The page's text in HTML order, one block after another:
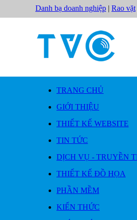
Danh bạ doanh nghiệp | Rao vặt
TRANG CHỦ
GIỚI THIỆU
THIẾT KẾ WEBSITE
TIN TỨC
DỊCH VỤ - TRUYỀN
THIẾT KẾ ĐỒ HỌA
PHẦN MỀM
KIẾN THỨC